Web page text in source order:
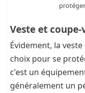
Veste et
Évidement, la
choix pour se
c'est un
généralement un